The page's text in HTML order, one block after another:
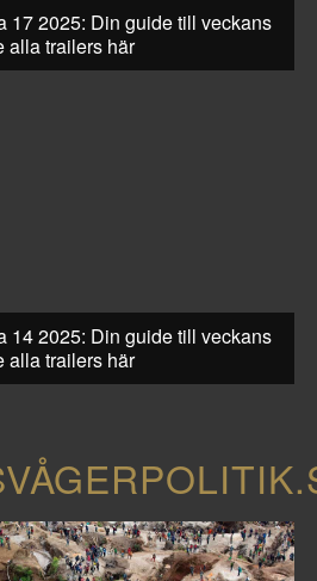
17 2025: Din guide till veckans
alla trailers här
14 2025: Din guide till veckans
alla trailers här